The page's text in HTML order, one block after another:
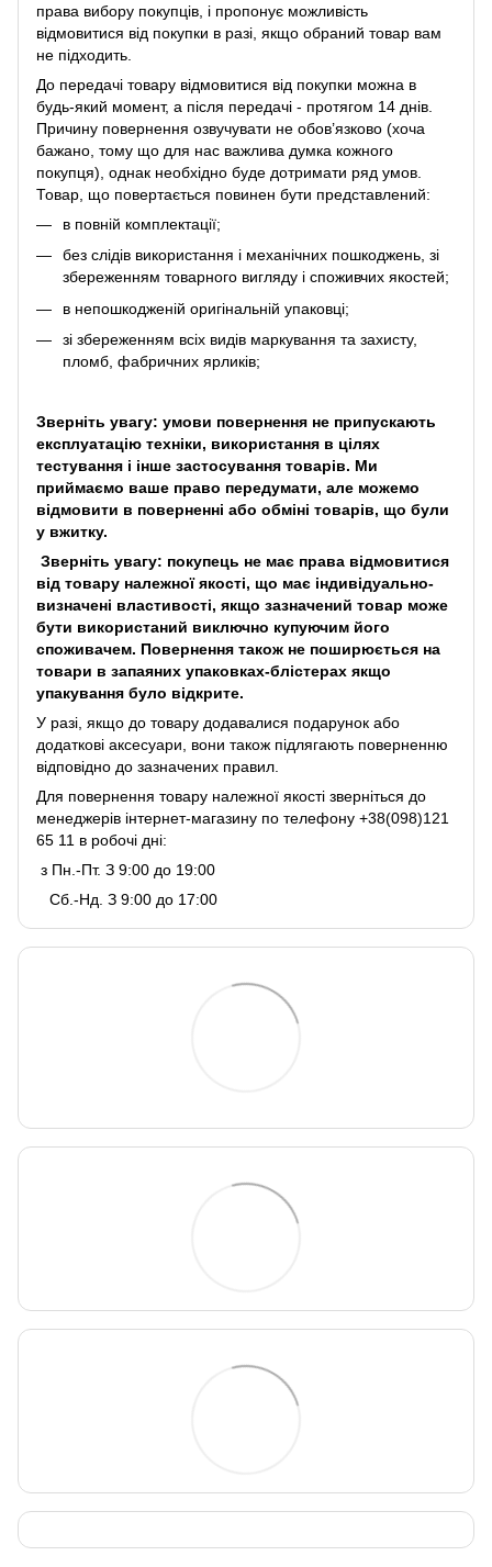
права вибору покупців, і пропонує можливість
відмовитися від покупки в разі, якщо обраний товар вам
не підходить.
До передачі товару відмовитися від покупки можна в
будь-який момент, а після передачі - протягом 14 днів.
Причину повернення озвучувати не обов’язково (хоча
бажано, тому що для нас важлива думка кожного
покупця), однак необхідно буде дотримати ряд умов.
Товар, що повертається повинен бути представлений:
в повній комплектації;
без слідів використання і механічних пошкоджень, зі
збереженням товарного вигляду і споживчих якостей;
в непошкодженій оригінальній упаковці;
зі збереженням всіх видів маркування та захисту,
пломб, фабричних ярликів;
Зверніть увагу: умови повернення не припускають
експлуатацію техніки, використання в цілях
тестування і інше застосування товарів. Ми
приймаємо ваше право передумати, але можемо
відмовити в поверненні або обміні товарів, що були
у вжитку.
Зверніть увагу: покупець не має права відмовитися
від товару належної якості, що має індивідуально-
визначені властивості, якщо зазначений товар може
бути використаний виключно купуючим його
споживачем. Повернення також не поширюється на
товари в запаяних упаковках-блістерах якщо
упакування було відкрите.
У разі, якщо до товару додавалися подарунок або
додаткові аксесуари, вони також підлягають поверненню
відповідно до зазначених правил.
Для повернення товару належної якості зверніться до
менеджерів інтернет-магазину по телефону +38(098)121
65 11 в робочі дні:
з Пн.-Пт. З 9:00 до 19:00
Сб.-Нд. З 9:00 до 17:00